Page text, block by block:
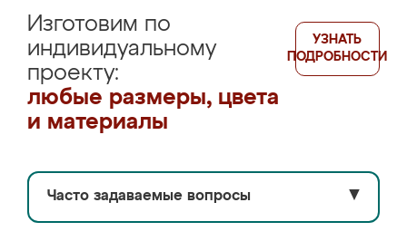
Изготовим по
индивидуальному
проекту:
любые размеры, цвета
и материалы
УЗНАТЬ
ПОДРОБНОСТИ
Часто задаваемые вопросы ▼